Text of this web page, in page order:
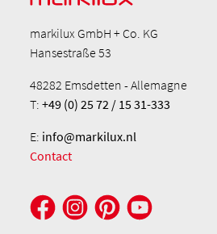
markilux GmbH + Co. KG
Hansestraße 53
48282 Emsdetten - Allemagne
T:+49 (0) 25 72 / 15 31-333
E: info@markilux.nl
Contact